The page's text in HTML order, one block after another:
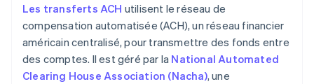
Les transferts ACH utilisent le réseau de
compensation automatisée (ACH), un réseau financier
américain centralisé, pour transmettre des fonds entre
des comptes. Il est géré par la National Automated
Clearing House Association (Nacha), une